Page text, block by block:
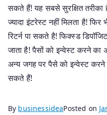
सकते हैं! यह सबसे सुरक्षित तरीका
ज्यादा इंटरेस्ट नहीं मिलता है!
रिटर्न पा सकते है! फिक्स्ड
जाता है! पैसों को इन्वेस्ट करने
अन्य जगह पर पैसे को इन्वेस्ट
सकते हैं!
By businessideaPosted on